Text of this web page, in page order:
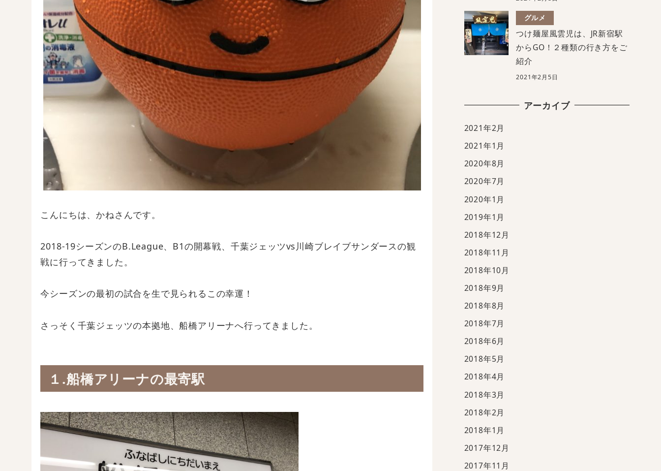
こんにちは、かねさんです。
2018-19シーズンのB.League、B1の開幕戦、千葉ジェッツvs川崎ブレイブサンダースの観
戦に行ってきました。
今シーズンの最初の試合を生で見られるこの幸運！
さっそく千葉ジェッツの本拠地、船橋アリーナへ行ってきました。
１.船橋アリーナの最寄駅
グルメ
つけ麺屋風雲児は、JR新宿駅
からGO！２種類の行き方をご
紹介
2021年2月5日
アーカイブ
2021年2月
2021年1月
2020年8月
2020年7月
2020年1月
2019年1月
2018年12月
2018年11月
2018年10月
2018年9月
2018年8月
2018年7月
2018年6月
2018年5月
2018年4月
2018年3月
2018年2月
2018年1月
2017年12月
2017年11月